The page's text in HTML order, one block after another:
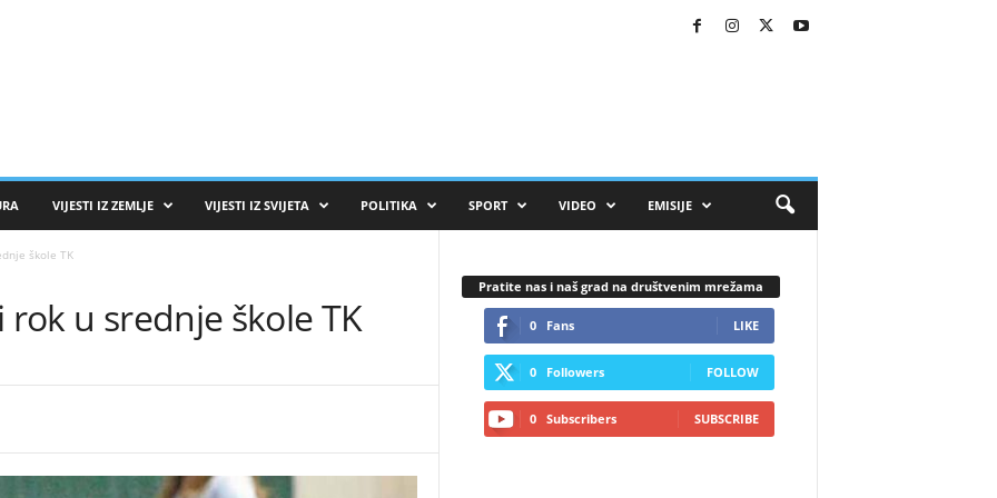
VIJESTI IZ ZEMLJE VIJESTI IZ SVIJETA POLITIKA SPORT VIDEO EMISIJE
škole TK
u srednje škole TK
Pratite nas i naš grad na društvenim mrežama
0 Fans LIKE
0 Followers FOLLOW
0 Subscribers SUBSCRIBE